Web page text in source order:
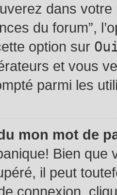
dans votre
du forum”,
option sur
et vous
parmi les
mon mot de
Bien que
il peut
connexion,